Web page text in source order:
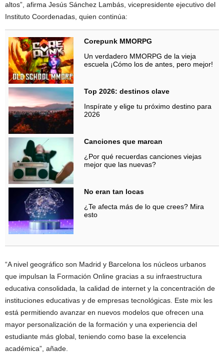
altos”, afirma Jesús Sánchez Lambás, vicepresidente ejecutivo del
Instituto Coordenadas, quien continúa:
Corepunk MMORPG
Un verdadero MMORPG de la vieja
escuela ¡Cómo los de antes, pero mejor!
Top 2026: destinos clave
Inspírate y elige tu próximo destino para
2026
Canciones que marcan
¿Por qué recuerdas canciones viejas
mejor que las nuevas?
No eran tan locas
¿Te afecta más de lo que crees? Mira
esto
“A nivel geográfico son Madrid y Barcelona los núcleos urbanos
que impulsan la Formación Online gracias a su infraestructura
educativa consolidada, la calidad de internet y la concentración de
instituciones educativas y de empresas tecnológicas. Este mix les
está permitiendo avanzar en nuevos modelos que ofrecen una
mayor personalización de la formación y una experiencia del
estudiante más global, teniendo como base la excelencia
académica”, añade.